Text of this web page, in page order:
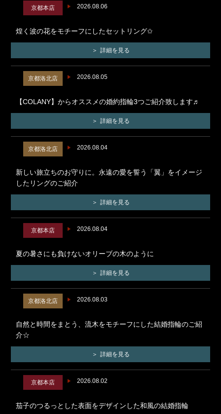
2026.08.06
京都本店
煌く波の花をモチーフにしたセットリング✩
詳細を見る
2026.08.05
京都洛北店
【COLANY】からオススメの婚約指輪3つご紹介致します♬
詳細を見る
2026.08.04
京都洛北店
新しい旅立ちのお守りに。永遠の愛を誓う「翼」をイメージ
したリングのご紹介
詳細を見る
2026.08.04
京都本店
夏の暑さにも負けないオリーブの木のように
詳細を見る
2026.08.03
京都洛北店
自然と時間をまとう、流木をモチーフにした結婚指輪のご紹
介☆
詳細を見る
2026.08.02
京都本店
茄子のつるっとした表面をデザインした和風の結婚指輪